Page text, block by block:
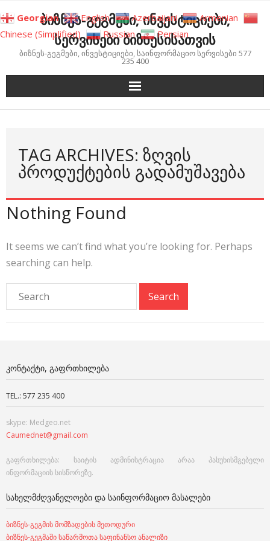
to
content
ბიზნეს-გეგმები, ინვესტიციები,
სერვისები ბიზნესისათვის
ბიზნეს-გეგმები, ინვესტიციები, საინფორმაციო სერვისები 577
235 400
TAG ARCHIVES: ᲖᲦᲕᲘᲡ
ᲞᲠᲝᲓᲣᲥᲢᲔᲑᲘᲡ ᲒᲐᲓᲐᲛᲣᲨᲐᲕᲔᲑᲐ
Nothing Found
It seems we can’t find what you’re looking for. Perhaps
searching can help.
ᲙᲝᲜᲢᲐᲥᲢᲘ, ᲒᲐᲤᲠᲗᲮᲘᲚᲔᲑᲐ
TEL.: 577 235 400
skype: Medgeo.net
Caumednet@gmail.com
გაფრთხილება: საიტის ადმინისტრაცია არაა პასუხისმგებელი
ინფორმაციის სისწორეზე.
ᲡᲐᲮᲔᲚᲛᲫᲦᲕᲐᲜᲔᲚᲝᲔᲑᲘ ᲓᲐ ᲡᲐᲘᲜᲤᲝᲠᲛᲐᲪᲘᲝ ᲛᲐᲡᲐᲚᲔᲑᲘ
ბიზნეს-გეგმის მომზადების მეთოდური
ბიზნეს-გეგმაში საწარმოთა საფინანსო ანალიზი
Georgian English Azerbaijani
Armenian
Chinese (Simplified)
Russian Persian